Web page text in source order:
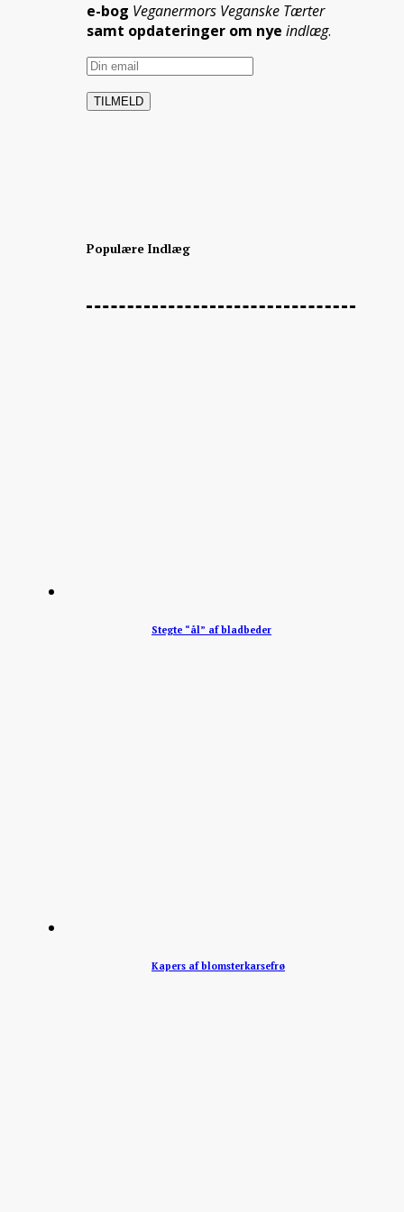
e-bog Veganermors Veganske Tærter
samt opdateringer om nye indlæg.
Populære Indlæg
Stegte “ål” af bladbeder
Kapers af blomsterkarsefrø